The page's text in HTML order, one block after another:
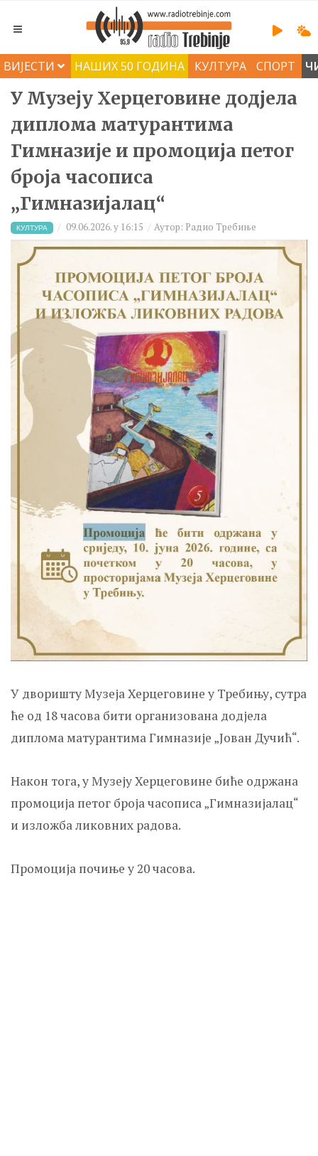
ВИЈЕСТИ НАШИХ 50 ГОДИНА КУЛТУРА СПОРТ
У Музеју Херцеговине додјела
диплома матурантима
Гимназије и промоција петог
броја часописа
„Гимназијалац“
КУЛТУРА 09.06.2026. у 16:15 Аутор: Радио Требиње
У дворишту Музеја Херцеговине у Требињу, сутра
ће од 18 часова бити организована додјела
диплома матурантима Гимназије „Јован Дучић“.
Након тога, у Музеју Херцеговине биће одржана
промоција петог броја часописа „Гимназијалац“
и изложба ликовних радова.
Промоција почиње у 20 часова.